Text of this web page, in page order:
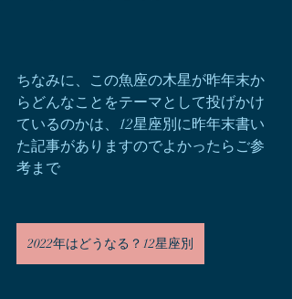
ちなみに、この魚座の木星が昨年末か
らどんなことをテーマとして投げかけ
ているのかは、12星座別に昨年末書い
た記事がありますのでよかったらご参
考まで
2022年はどうなる？12星座別